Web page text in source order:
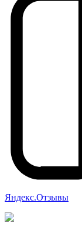
Яндекс.Отзывы